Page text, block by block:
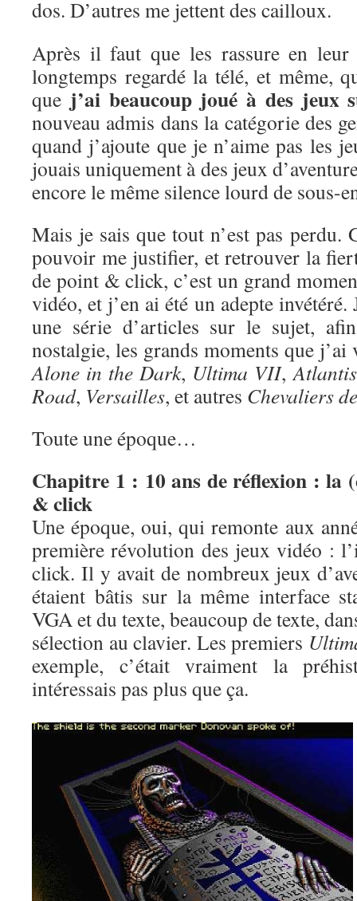
dos. D’autres me jettent des cailloux.
Après il faut que les rassure en leur
longtemps regardé la télé, et même,
que j’ai beaucoup joué à des jeux
nouveau admis dans la catégorie des
quand j’ajoute que je n’aime pas les
jouais uniquement à des jeux
encore le même silence lourd de sous-
Mais je sais que tout n’est pas perdu.
pouvoir me justifier, et retrouver la
de point & click, c’est un grand
vidéo, et j’en ai été un adepte
une série d’articles sur le sujet,
nostalgie, les grands moments que
Alone in the Dark, Ultima VII,Atlantis
Road, Versailles, et autres Chevaliers
Toute une époque…
Chapitre 1 : 10 ans de réflexion : la
& click
Une époque, oui, qui remonte aux
première révolution des jeux vidéo :
click. Il y avait de nombreux jeux
étaient bâtis sur la même interface
VGA et du texte, beaucoup de texte,
sélection au clavier. Les premiers
exemple, c’était vraiment la
intéressais pas plus que ça.